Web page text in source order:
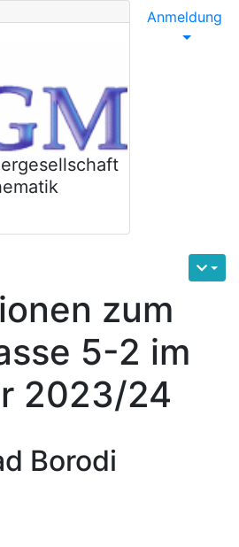
Anmeldung
zum
5-2 im
2023/24
Borodi